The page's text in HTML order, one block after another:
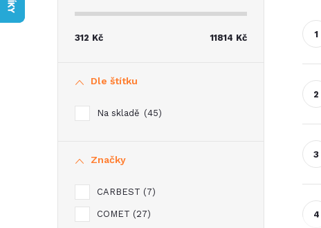
312 Kč 11814 Kč
Dle štítku
Na skladě 45
Značky
CARBEST 7
COMET 27